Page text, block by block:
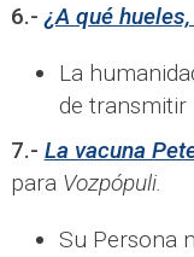
6.- ¿A qué
La
de transmitir
7.- La vacuna
para Vozpópuli.
Su Persona